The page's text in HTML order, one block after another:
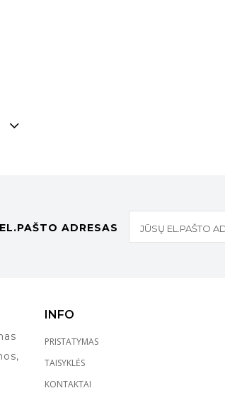
ADRESAS
INFO
PRISTATYMAS
TAISYKLĖS
KONTAKTAI